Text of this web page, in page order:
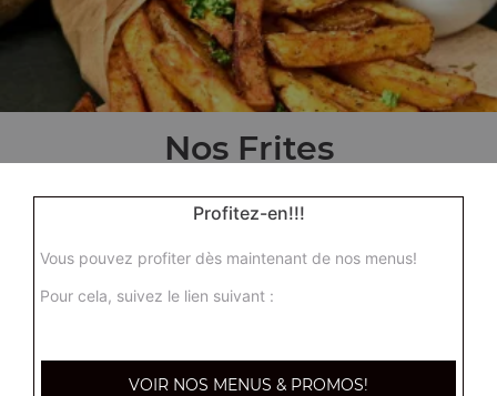
Nos Frites
1 portion de frites maison
Profitez-en!!!
Vous pouvez profiter dès maintenant de nos menus!
Pour cela, suivez le lien suivant :
VOIR NOS MENUS & PROMOS!